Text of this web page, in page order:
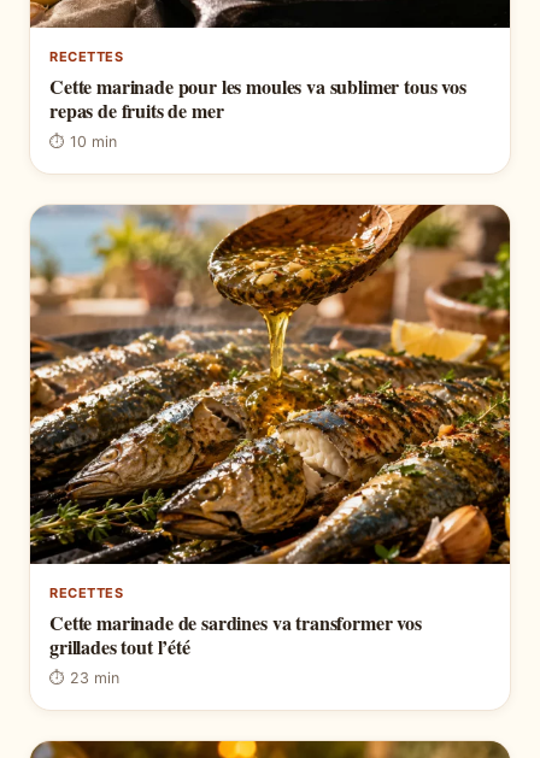
RECETTES
Cette marinade pour les moules va sublimer tous vos
repas de fruits de mer
⏱ 10 min
RECETTES
Cette marinade de sardines va transformer vos
grillades tout l’été
⏱ 23 min